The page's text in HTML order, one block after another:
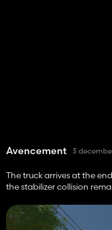
Avencement 3
The truck arrives at the
the stabilizer collision